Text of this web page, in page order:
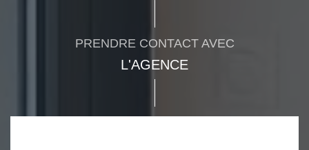
PRENDRE CONTACT AVEC
L'AGENCE